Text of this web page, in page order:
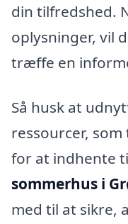
din tilfredshed.
oplysninger, vil
træffe en
Så husk at
ressourcer,
for at indhente
sommerhus i
med til at sikre,